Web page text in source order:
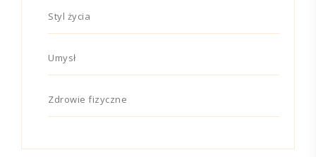
Styl życia
Umysł
Zdrowie fizyczne